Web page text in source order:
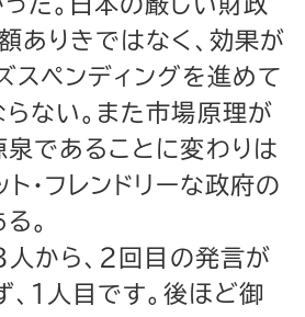
ありきではなく、効果が
スペンディングを進めて
ない。また市場原理が
であることに変わりは
ト・フレンドリーな政府の
。
人から、２回目の発言が
、１人目です。後ほど御